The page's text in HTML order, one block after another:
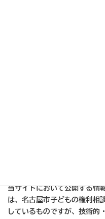
当サイトにおいて公開する情
は、名古屋市子どもの権利相
しているものですが、技術的